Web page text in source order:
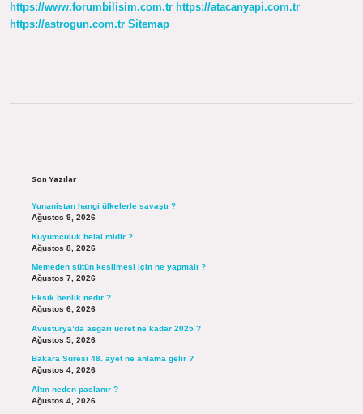
Girilmeli
https://www.forumbilisim.com.tr https://atacanyapi.com.tr
https://astrogun.com.tr Sitemap
Son Yazılar
Yunanistan hangi ülkelerle savaştı ?
Ağustos 9, 2026
Kuyumculuk helal midir ?
Ağustos 8, 2026
Memeden sütün kesilmesi için ne yapmalı ?
Ağustos 7, 2026
Eksik benlik nedir ?
Ağustos 6, 2026
Avusturya’da asgari ücret ne kadar 2025 ?
Ağustos 5, 2026
Bakara Suresi 48. ayet ne anlama gelir ?
Ağustos 4, 2026
Altın neden paslanır ?
Ağustos 4, 2026